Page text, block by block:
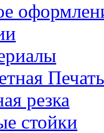
Печать
резка
стойки